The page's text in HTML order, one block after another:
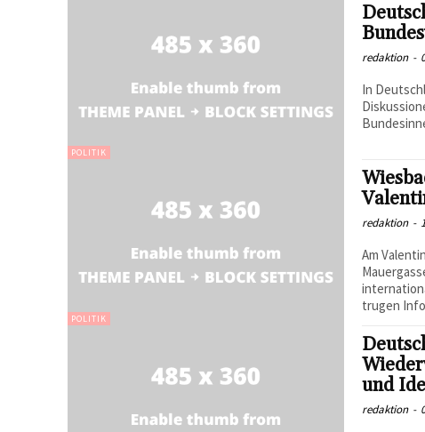
POLITIK
redaktion -
In
POLITIK
redaktion -
Am
trugen
und
redaktion -